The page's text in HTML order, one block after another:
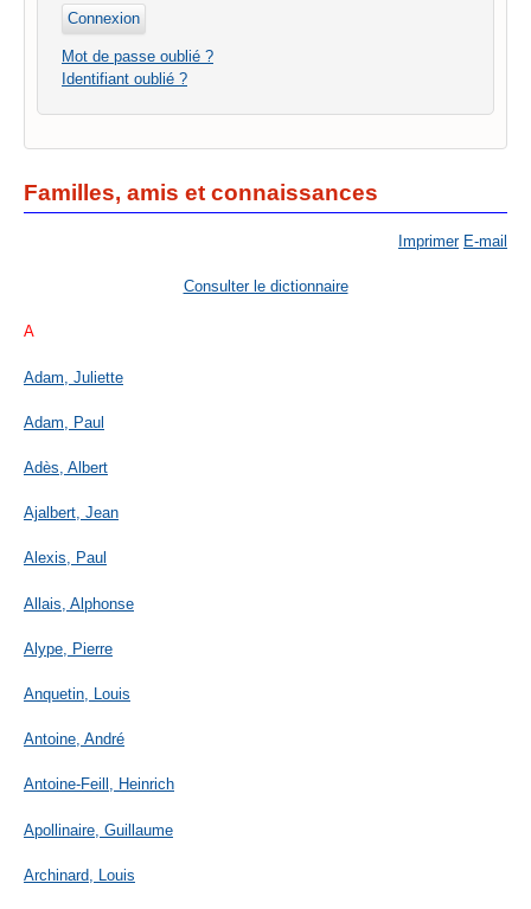
Mot de passe oublié ?
Identifiant oublié ?
Familles, amis et connaissances
Imprimer E-mail
Consulter le dictionnaire
A
Adam, Juliette
Adam, Paul
Adès, Albert
Ajalbert, Jean
Alexis, Paul
Allais, Alphonse
Alype, Pierre
Anquetin, Louis
Antoine, André
Antoine-Feill, Heinrich
Apollinaire, Guillaume
Archinard, Louis